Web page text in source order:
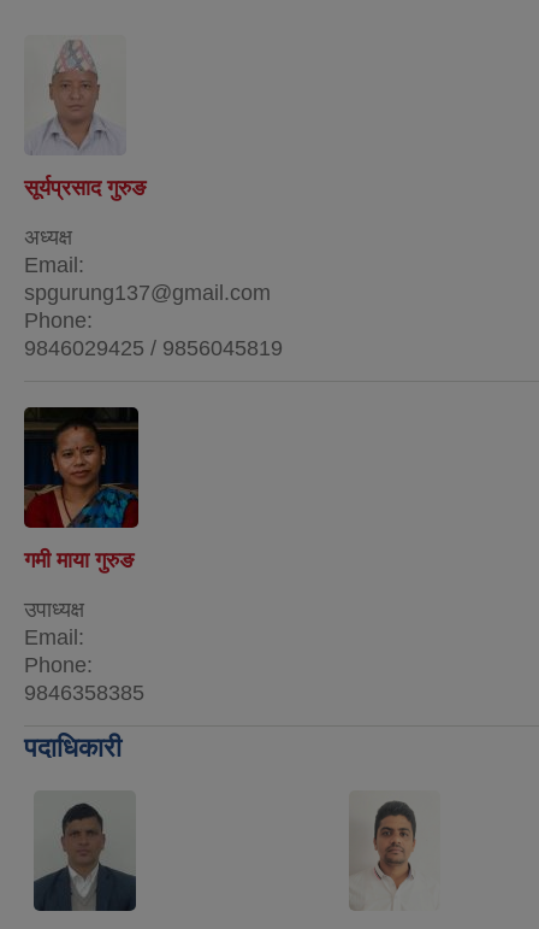
सूर्यप्रसाद गुरुङ
अध्यक्ष
Email:
spgurung137@gmail.com
Phone:
9846029425 / 9856045819
गमी माया गुरुङ
उपाध्यक्ष
Email:
Phone:
9846358385
पदाधिकारी